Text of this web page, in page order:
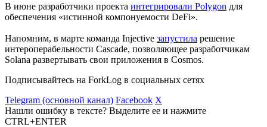
В июне разработчики проекта интегрировали Polygon для
обеспечения «истинной компонуемости DeFi».
Напомним, в марте команда Injective запустила решение
интероперабельности Cascade, позволяющее разработчикам
Solana развертывать свои приложения в Cosmos.
Подписывайтесь на ForkLog в социальных сетях
Telegram (основной канал) Facebook X
Нашли ошибку в тексте? Выделите ее и нажмите
CTRL+ENTER